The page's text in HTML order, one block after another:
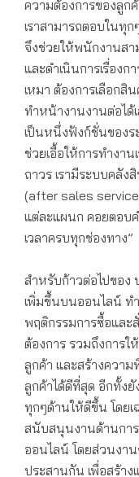
ความต้องการของลูก
เราสามารถตอบในทุ
จึงช่วยให้พนักงานสา
และดำเนินการเรื่อง
เหมา ต้องการเลือกสิ
ทำหน้างานงานต่อได้
เป็นหนึ่งฟังก์ชั่นของร
ช่วยเอื้อให้การทำงา
ถาวร เรามีระบบคลั
(after sales
แต่ละแผนก คอยตอบ
เวลาครบทุกช่องทาง”
สำหรับก้าวต่อไปของ
เพิ่มขึ้นบนออนไลน์ ท
พฤติกรรมการซื้อและ
ต้องการ รวมถึงการ
ลูกค้า และสร้างควา
ลูกค้าได้ดีที่สุด อีกทั้ง
ทุกๆด้านให้ดีขึ้น โดยเ
สนับสนุนงานด้านการ
ออนไลน์ โดยส่วนงา
ประสานกัน เพื่อสร้า